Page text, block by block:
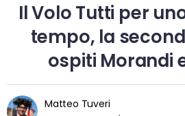
Il Volo Tutti per
tempo, la
ospiti Morandi
Matteo Tuveri